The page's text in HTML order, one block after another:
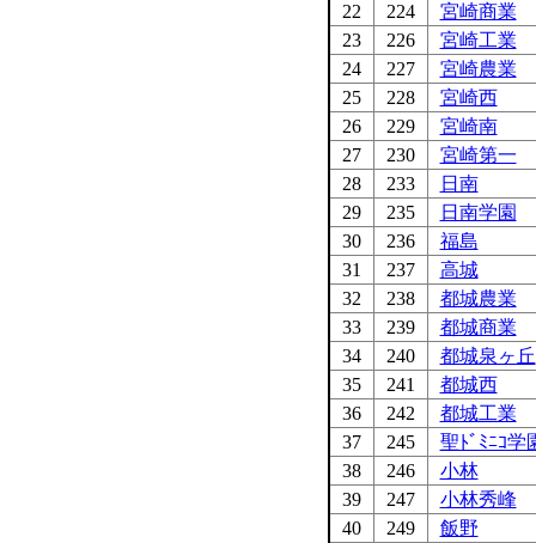
22
224
宮崎商業
23
226
宮崎工業
24
227
宮崎農業
25
228
宮崎西
26
229
宮崎南
27
230
宮崎第一
28
233
日南
29
235
日南学園
30
236
福島
31
237
高城
32
238
都城農業
33
239
都城商業
34
240
都城泉ヶ丘
35
241
都城西
36
242
都城工業
37
245
聖ﾄﾞﾐﾆｺ学
38
246
小林
39
247
小林秀峰
40
249
飯野